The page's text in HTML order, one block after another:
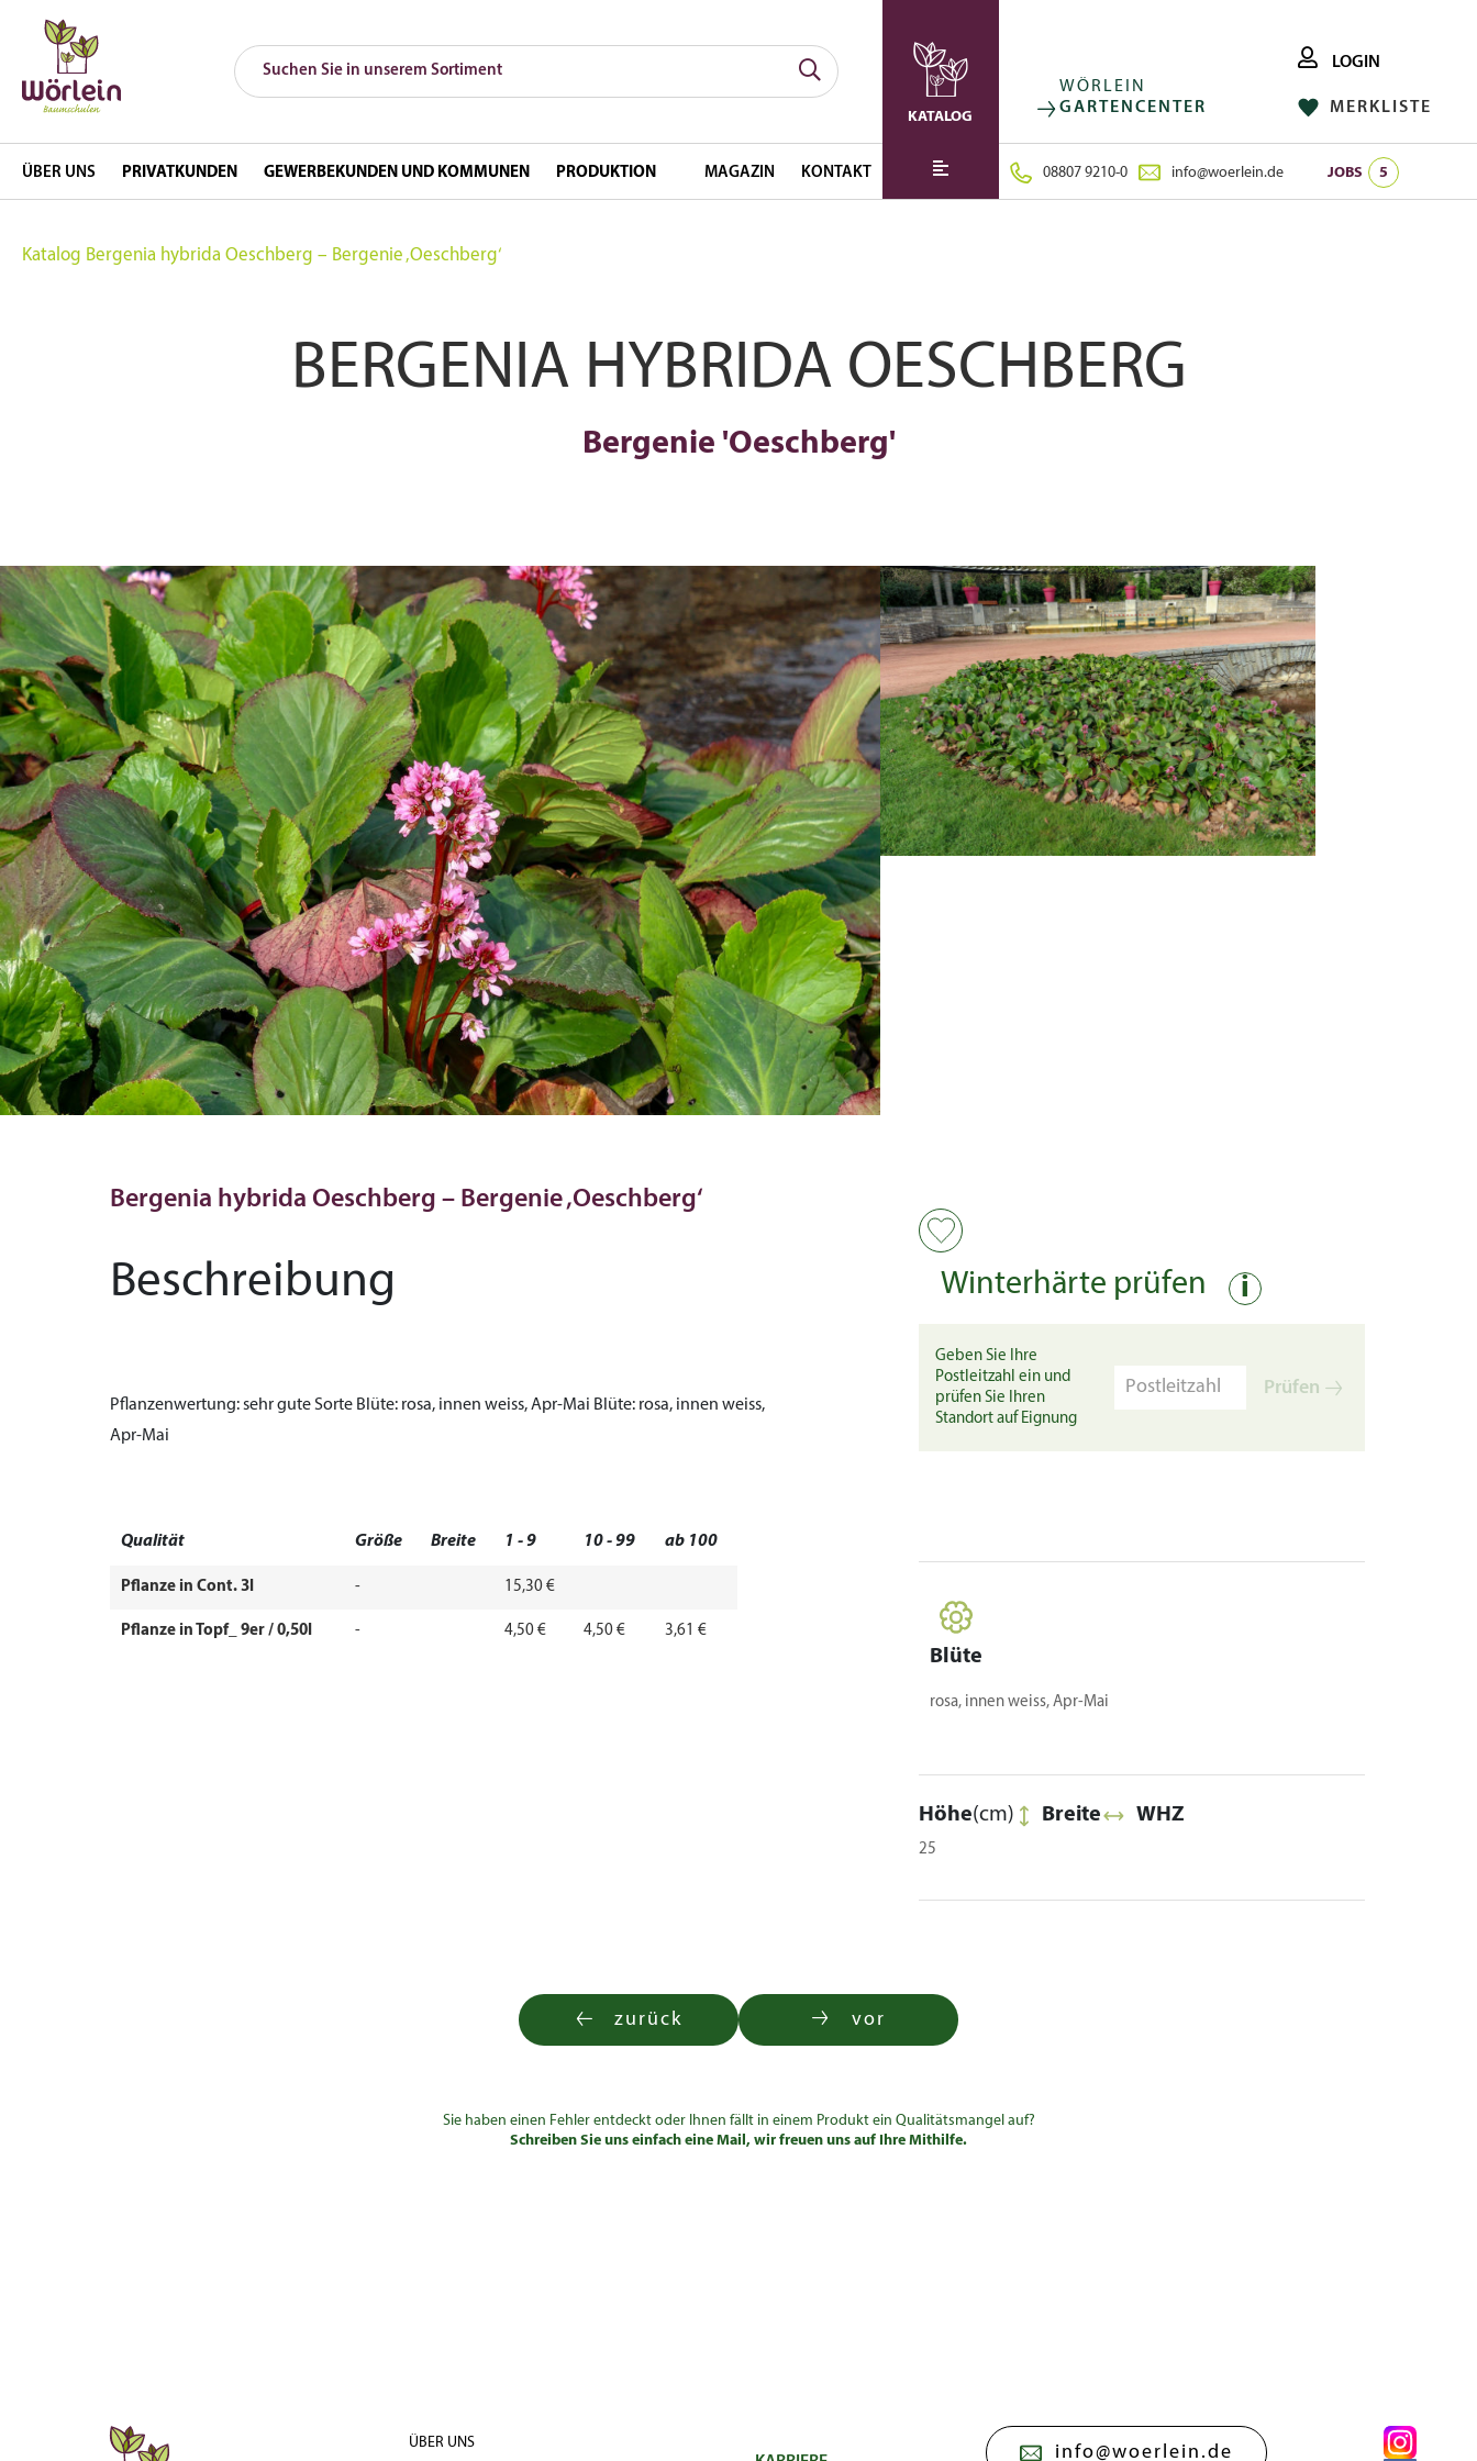
KATALOG
ÜBER UNS PRIVATKUNDEN GEWERBEKUNDEN UND KOMMUNEN PRODUKTION MAGAZIN KONTAKT
WÖRLEIN
GARTENCENTER
LOGIN
MERKLISTE
08807 9210-0 info@woerlein.de JOBS 5
FOLGE UNS AUF: INSTAGRAM FACEBOOK
Katalog Bergenia hybrida Oeschberg – Bergenie ‚Oeschberg‘
BERGENIA HYBRIDA OESCHBERG
Bergenie 'Oeschberg'
Bergenia hybrida Oeschberg – Bergenie ‚Oeschberg‘
Beschreibung
Pflanzenwertung:sehr gute Sorte Blüte: rosa, innen weiss, Apr-Mai Blüte: rosa, innen weiss,
Apr-Mai
Qualität Größe Breite 1 - 9 10 - 99 ab 100
Pflanze in Cont. 3l - 15,30 €
Pflanze in Topf_ 9er / 0,50l - 4,50 € 4,50 € 3,61 €
Winterhärte prüfen i
Geben Sie Ihre
Postleitzahl ein und
prüfen Sie Ihren
Standort auf Eignung
Prüfen
Blüte
rosa, innen weiss, Apr-Mai
Höhe(cm)
25
Breite WHZ
zurück vor
Sie haben einen Fehler entdeckt oder Ihnen fällt in einem Produkt ein Qualitätsmangel auf?
Schreiben Sie uns einfach eine Mail, wir freuen uns auf Ihre Mithilfe.
ÜBER UNS info@woerlein.de